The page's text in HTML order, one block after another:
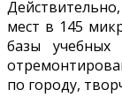
мест в 145
базы учебных
по городу,